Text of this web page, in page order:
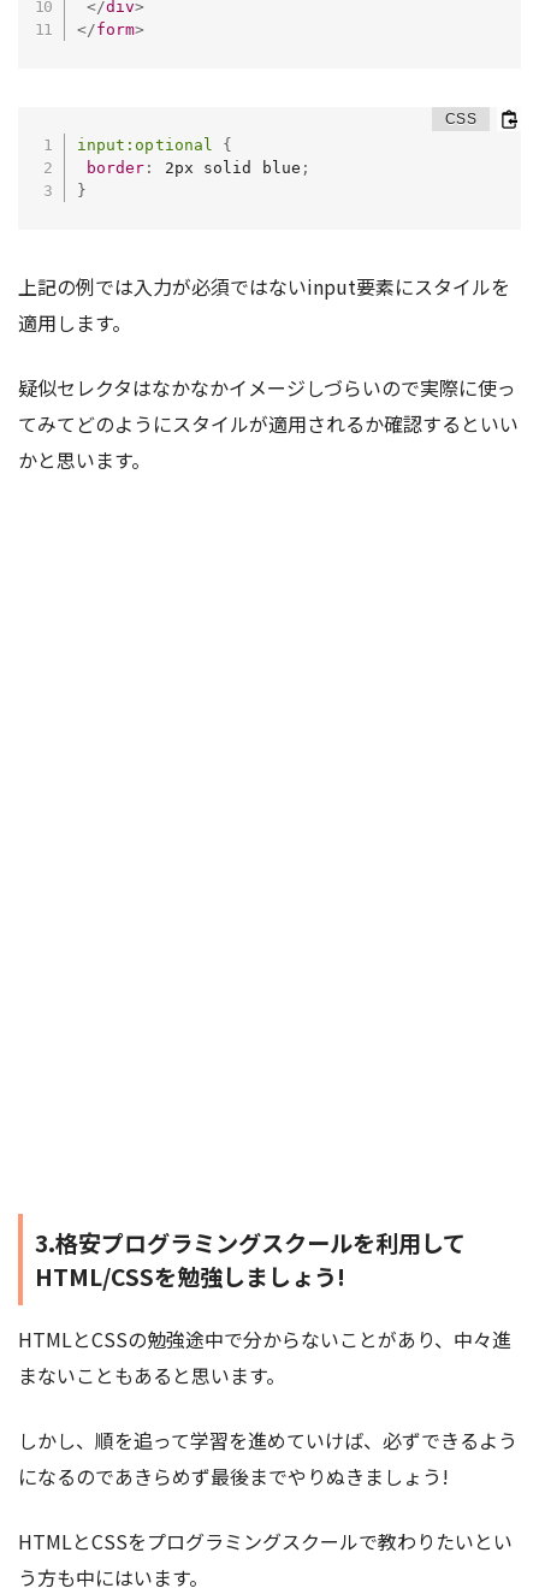
</div>
</form>
input:optional
{
border : 2px solid blue ;
}
上記の例では入力が必須ではないinput要素にスタイルを
適用します。
疑似セレクタはなかなかイメージしづらいので実際に使っ
てみてどのようにスタイルが適用されるか確認するといい
かと思います。
3.格安プログラミングスクールを利用して
HTML/CSSを勉強しましょう!
HTMLとCSSの勉強途中で分からないことがあり、中々進
まないこともあると思います。
しかし、順を追って学習を進めていけば、必ずできるよう
になるのであきらめず最後までやりぬきましょう!
HTMLとCSSをプログラミングスクールで教わりたいとい
う方も中にはいます。